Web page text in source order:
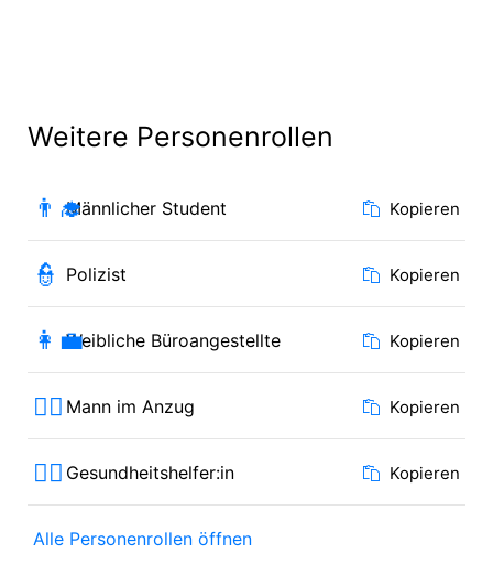
Weitere Personenrollen
👨‍🎓Männlicher Student Kopieren
👮 Polizist Kopieren
👩‍💼Weibliche Büroangestellte Kopieren
🤵‍♂️ Mann im Anzug Kopieren
🧑‍⚕️ Gesundheitshelfer:in Kopieren
Alle Personenrollen öffnen